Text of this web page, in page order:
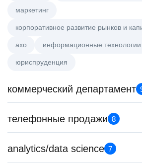
маркетинг
корпоративное развитие рынков и
axo информационные технологии
юриспруденция
коммерческий департамент
Key Account Manager (EdTech)
HeadHunter::Коммерческий
150000 ₽
телефонные продажи 8
Менеджер по продажам B2B (сегмент
HeadHunter::Телефонные продажи
analytics/data science 7